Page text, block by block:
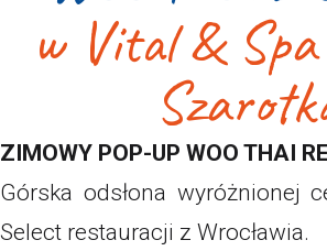
w Vital &
ZIMOWY POP-UP WOO THAI
Górska odsłona wyróżnionej
Select restauracji z Wrocławia.